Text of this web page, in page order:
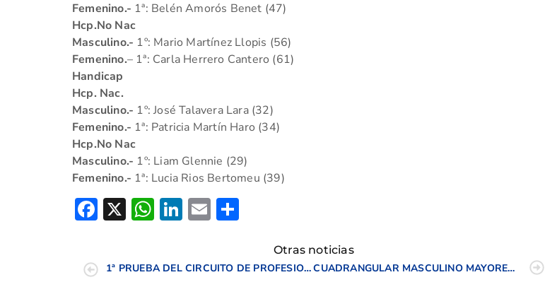
Femenino.- 1ª: Belén Amorós Benet (47)
Hcp.No Nac
Masculino.- 1º: Mario Martínez Llopis (56)
Femenino.– 1ª: Carla Herrero Cantero (61)
Handicap
Hcp. Nac.
Masculino.- 1º: José Talavera Lara (32)
Femenino.- 1ª: Patricia Martín Haro (34)
Hcp.No Nac
Masculino.- 1º: Liam Glennie (29)
Femenino.- 1ª: Lucia Rios Bertomeu (39)
Facebook
X WhatsApp
LinkedIn
Email
Otras noticias
1ª PRUEBA DEL CIRCUITO DE PROFESIONALES DE LA C. V. 2009
CUADRANGULAR MASCULINO MAYORES DE 21 AÑOS DE LA C. V.